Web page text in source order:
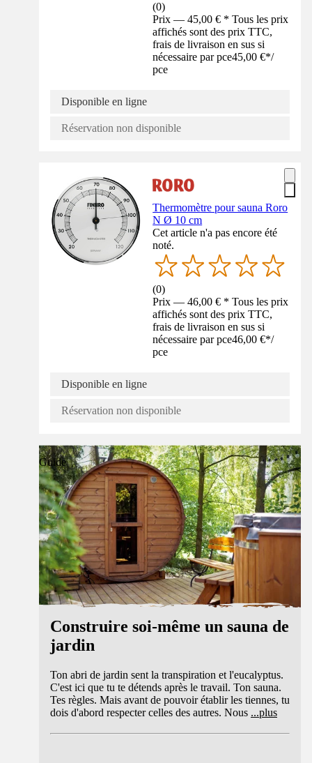
(0)
Prix — 45,00 € * Tous les prix
affichés sont des prix TTC,
frais de livraison en sus si
nécessaire par pce45,00 €*/
pce
Disponible en ligne
Réservation non disponible
Thermomètre pour sauna Roro
N Ø 10 cm
Cet article n'a pas encore été
noté.
(0)
Prix — 46,00 € * Tous les prix
affichés sont des prix TTC,
frais de livraison en sus si
nécessaire par pce46,00 €*/
pce
Disponible en ligne
Réservation non disponible
Guide
Construire soi-même un sauna de
jardin
Ton abri de jardin sent la transpiration et l'eucalyptus.
C'est ici que tu te détends après le travail. Ton sauna.
Tes règles. Mais avant de pouvoir établir les tiennes, tu
dois d'abord respecter celles des autres. Nous ...plus